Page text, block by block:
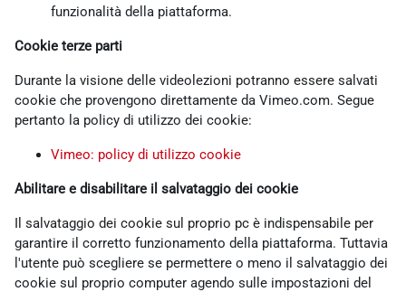
funzionalità della piattaforma.
Cookie terze parti
Durante la visione delle videolezioni potranno essere salvati
cookie che provengono direttamente da Vimeo.com. Segue
pertanto la policy di utilizzo dei cookie:
Vimeo: policy di utilizzo cookie
Abilitare e disabilitare il salvataggio dei cookie
Il salvataggio dei cookie sul proprio pc è indispensabile per
garantire il corretto funzionamento della piattaforma. Tuttavia
l'utente può scegliere se permettere o meno il salvataggio dei
cookie sul proprio computer agendo sulle impostazioni del